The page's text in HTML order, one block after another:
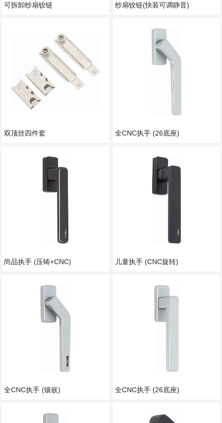
可拆卸纱扇铰链
双顶丝四件套
尚品执手 (压铸+CNC)
全CNC执手 (镶嵌)
纱扇铰链(快装可调静音)
全CNC执手 (26底座)
儿童执手 (CNC旋转)
全CNC执手 (26底座)